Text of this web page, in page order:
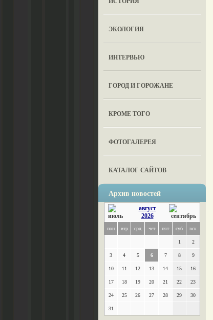
ЭКОЛОГИЯ
ИНТЕРВЬЮ
ГОРОД И ГОРОЖАНЕ
КРОМЕ ТОГО
ФОТОГАЛЕРЕЯ
КАТАЛОГ САЙТОВ
Архив новостей
август
2026
пон втр срд чет пят суб вск
1 2
3 4 5 6 7 8 9
10 11 12 13 14 15 16
17 18 19 20 21 22 23
24 25 26 27 28 29 30
31